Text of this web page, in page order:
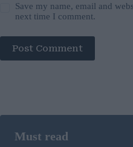
Save my name, email and
next time I comment.
Post Comment